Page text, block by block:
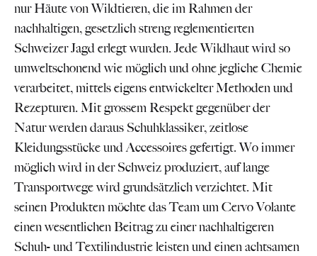
nur Häute von Wildtieren, die im Rahmen der
nachhaltigen, gesetzlich streng reglementierten
Schweizer Jagd erlegt wurden. Jede Wildhaut wird so
umweltschonend wie möglich und ohne jegliche Chemie
verarbeitet, mittels eigens entwickelter Methoden und
Rezepturen. Mit grossem Respekt gegenüber der
Natur werden daraus Schuhklassiker, zeitlose
Kleidungsstücke und Accessoires gefertigt. Wo immer
möglich wird in der Schweiz produziert, auf lange
Transportwege wird grundsätzlich verzichtet. Mit
seinen Produkten möchte das Team um Cervo Volante
einen wesentlichen Beitrag zu einer nachhaltigeren
Schuh- und Textilindustrie leisten und einen achtsamen